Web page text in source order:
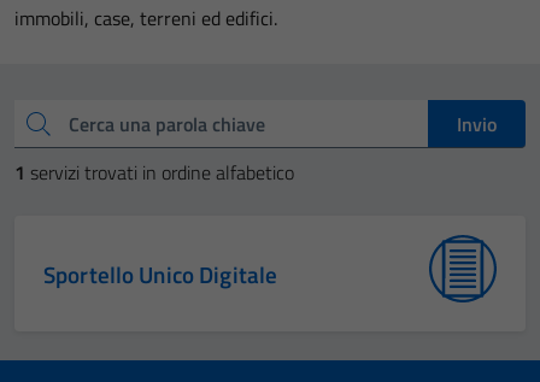
immobili, case, terreni ed edifici.
Cerca una parola chiave
Invio
1 servizi trovati in ordine alfabetico
Sportello Unico Digitale